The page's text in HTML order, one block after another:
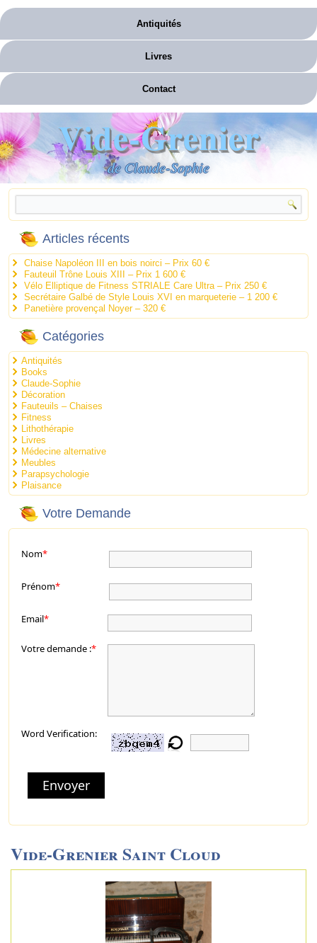
Antiquités
Livres
Contact
Vide-Grenier
de Claude-Sophie
Articles récents
Chaise Napoléon III en bois noirci – Prix 60 €
Fauteuil Trône Louis XIII – Prix 1 600 €
Vélo Elliptique de Fitness STRIALE Care Ultra – Prix 250 €
Secrétaire Galbé de Style Louis XVI en marqueterie – 1 200 €
Panetière provençal Noyer – 320 €
Catégories
Antiquités
Books
Claude-Sophie
Décoration
Fauteuils – Chaises
Fitness
Lithothérapie
Livres
Médecine alternative
Meubles
Parapsychologie
Plaisance
Votre Demande
Nom*
Prénom*
Email*
Votre demande :*
Word Verification:
Envoyer
Vide-Grenier Saint Cloud